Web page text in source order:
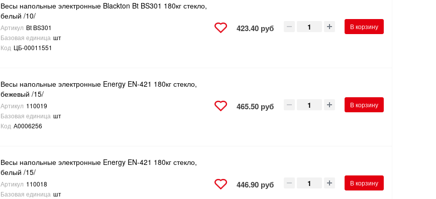
Весы напольные электронные Blackton Bt BS301 180кг стекло,
белый /10/
Артикул Bt BS301
Базовая единица шт
Код ЦБ-00011551
423.40 руб В корзину
Весы напольные электронные Energy EN-421 180кг стекло,
бежевый /15/
Артикул 110019
Базовая единица шт
Код А0006256
465.50 руб В корзину
Весы напольные электронные Energy EN-421 180кг стекло,
белый /15/
Артикул 110018
Базовая единица шт
446.90 руб В корзину